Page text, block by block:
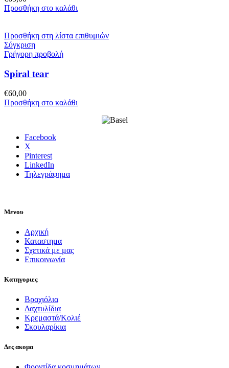
Προσθήκη στο καλάθι
Προσθήκη στη λίστα επιθυμιών
Σύγκριση
Γρήγορη προβολή
Spiral tear
€60,00
Προσθήκη στο καλάθι
Facebook
X
Pinterest
LinkedIn
Τηλεγράφημα
Μενου
Αρχική
Καταστημα
Σχετικά με μας
Επικοινωνία
Κατηγοριες
Βραχιόλια
Δαχτυλίδια
Κρεμαστά/Κολιέ
Σκουλαρίκια
Δες ακομα